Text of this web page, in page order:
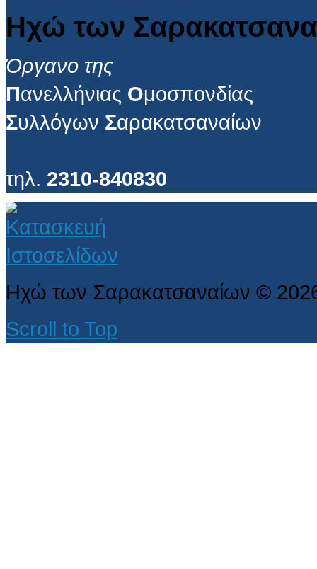
Ηχώ των
Όργανο της
Πανελλήνιας Ομοσπονδίας
Συλλόγων Σαρακατσαναίων
τηλ. 2310-840830
Ηχώ των Σαρακατσαναίων ©
Scroll to Top